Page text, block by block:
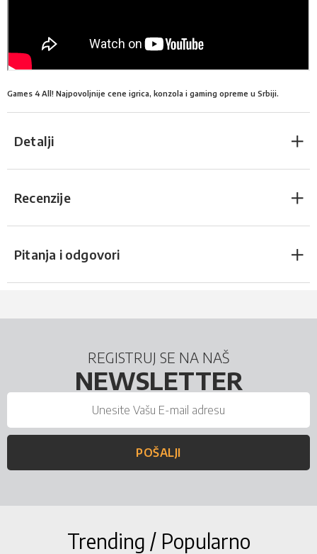
Games 4 All! Najpovoljnije cene igrica, konzola i gaming opreme u Srbiji.
Detalji
Recenzije
Pitanja i odgovori
REGISTRUJ SE NA NAŠ
NEWSLETTER
POŠALJI
Trending / Popularno